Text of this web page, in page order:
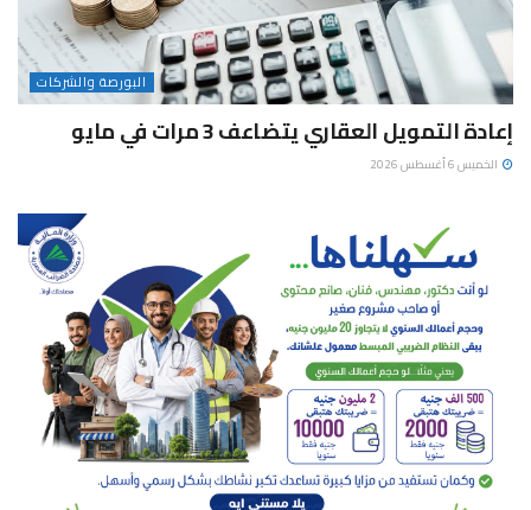
البورصة والشركات
إعادة التمويل العقاري يتضاعف 3 مرات في مايو
الخميس 6 أغسطس 2026